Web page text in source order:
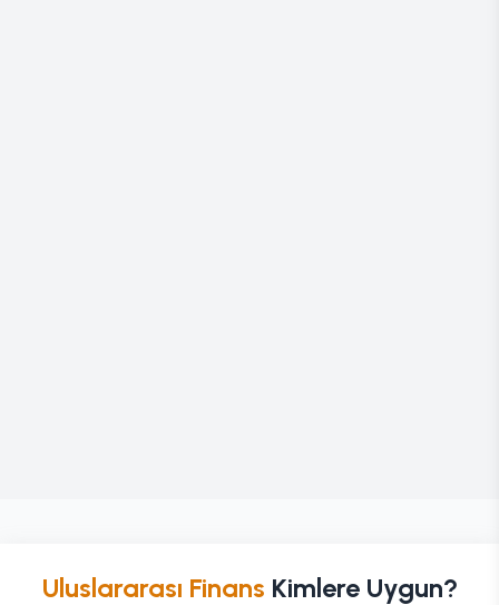
Uluslararası Finans Kimlere Uygun?